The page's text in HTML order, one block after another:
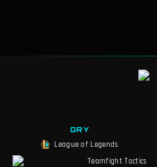
GRY
League of Legends
Teamfight Tactics